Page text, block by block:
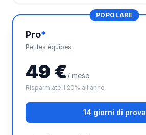
POPOLARE
Pro*
Petites équipes
49 €/ mese
Risparmiate il 20% all'anno
14 giorni di prova